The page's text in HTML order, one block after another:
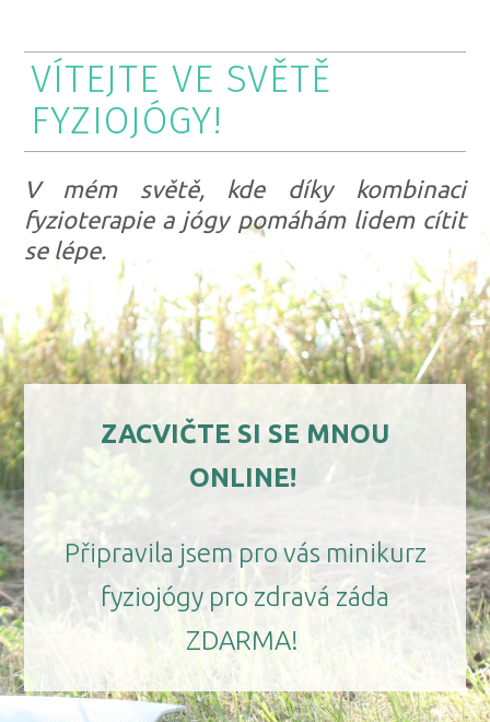
VÍTEJTE VE SVĚTĚ
FYZIOJÓGY!
V mém světě, kde díky kombinaci
fyzioterapie a jógy pomáhám lidem cítit
se lépe.
ZACVIČTE SI SE MNOU
ONLINE!
Připravila jsem pro vás minikurz
fyziojógy pro zdravá záda
ZDARMA!